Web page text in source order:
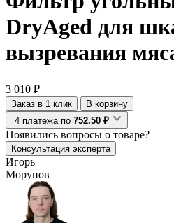
DryAged для
вызревания
3 010 ₽
Заказ в 1 клик
В корзину
4 платежа по 752.50 ₽
Появились вопросы о товаре?
Консультация эксперта
Игорь
Морунов